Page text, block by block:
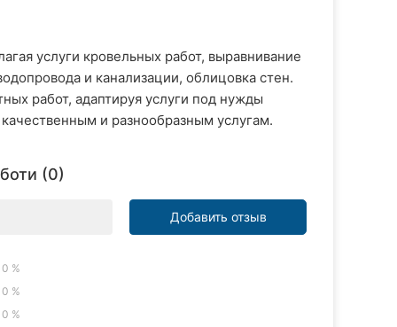
услуги кровельных работ, выравнивание
и канализации, облицовка стен.
работ, адаптируя услуги под нужды
и разнообразным услугам.
(0)
Добавить отзыв
0 %
0 %
0 %